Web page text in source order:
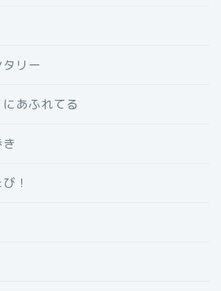
リー
あふれてる
！